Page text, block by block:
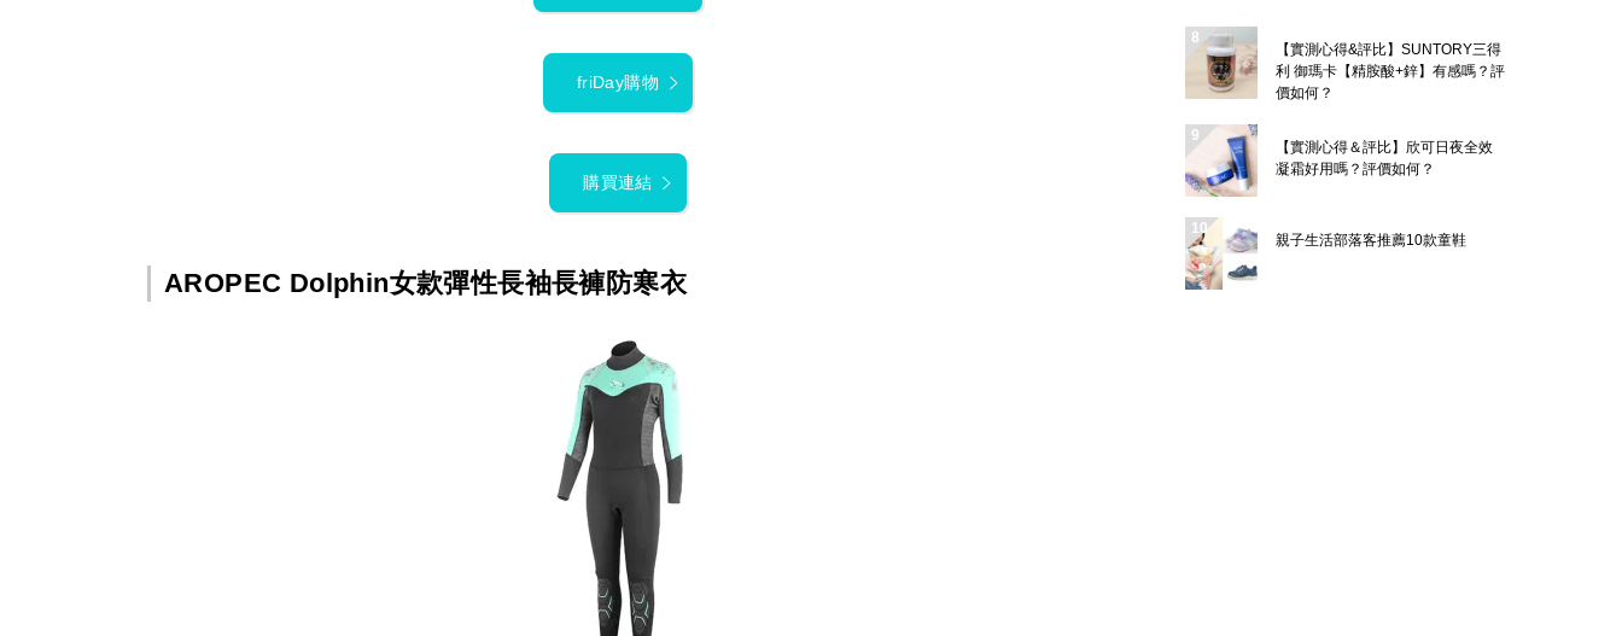
friDay購物
購買連結
AROPEC Dolphin女款彈性長袖長褲防寒衣
【實測心得&評比】SUNTORY三得
利 御瑪卡【精胺酸+鋅】有感嗎？評
價如何？
【實測心得＆評比】欣可日夜全效
凝霜好用嗎？評價如何？
親子生活部落客推薦10款童鞋